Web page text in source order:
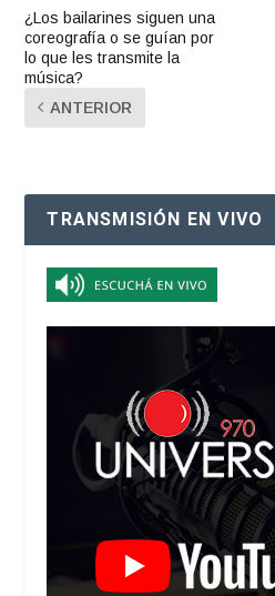
¿Los bailarines siguen una
coreografía o se guían por
lo que les transmite la
música?
ANTERIOR
TRANSMISIÓN EN VIVO